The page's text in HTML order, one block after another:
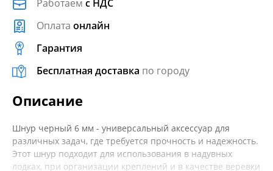
Работаем с НДС
Оплата онлайн
Гарантия
Бесплатная доставка по городу
Описание
Шнур черный 6 мм - универсальный аксессуар для
различных задач, где требуется прочность и надежность.
Этот шнур подходит для использования в надувных
лодках, при организации креплений и в качестве веревки